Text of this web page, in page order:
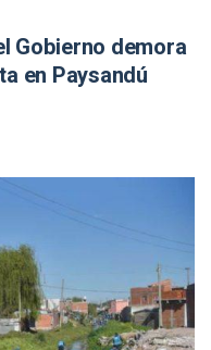
Gobierno demora
en Paysandú